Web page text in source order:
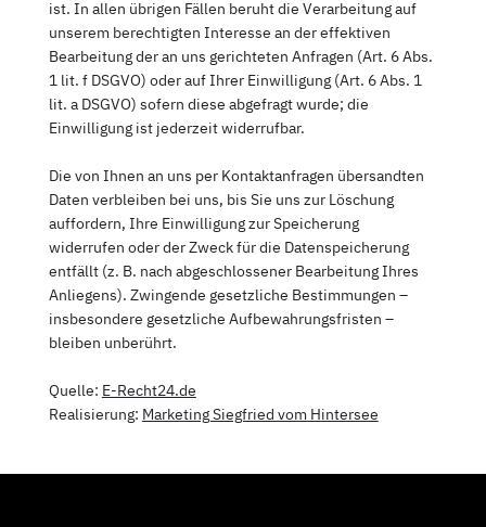
ist. In allen übrigen Fällen beruht die Verarbeitung auf
unserem berechtigten Interesse an der effektiven
Bearbeitung der an uns gerichteten Anfragen (Art. 6 Abs.
1 lit. f DSGVO) oder auf Ihrer Einwilligung (Art. 6 Abs. 1
lit. a DSGVO) sofern diese abgefragt wurde; die
Einwilligung ist jederzeit widerrufbar.
Die von Ihnen an uns per Kontaktanfragen übersandten
Daten verbleiben bei uns, bis Sie uns zur Löschung
auffordern, Ihre Einwilligung zur Speicherung
widerrufen oder der Zweck für die Datenspeicherung
entfällt (z. B. nach abgeschlossener Bearbeitung Ihres
Anliegens). Zwingende gesetzliche Bestimmungen –
insbesondere gesetzliche Aufbewahrungsfristen –
bleiben unberührt.
Quelle: E-Recht24.de
Realisierung: Marketing Siegfried vom Hintersee